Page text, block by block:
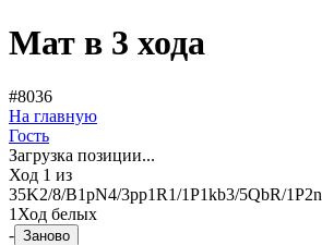
Мат в 3 хода
#8036
На главную
Гость
Загрузка позиции...
Ход 1 из
35K2/8/B1pN4/3pp1R1/1P1kb3/5QbR/
1 Ход белых
- Заново